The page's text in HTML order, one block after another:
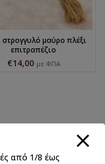
στρογγυλό μαύρο πλέξι
επιτραπέζιο
€14,00 με ΦΠΑ
από 1/8 έως